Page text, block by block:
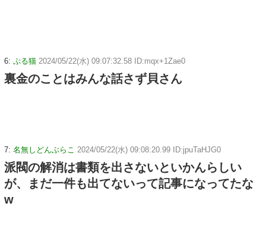
6: ぷる猫 2024/05/22(水) 09:07:32.58 ID:mqx+1Zae0
裏金のことはみんな話さず貝さん
7: 名無しどんぶらこ 2024/05/22(水) 09:08:20.99 ID:jpuTaHJG0
派閥の解消は書類を出さないといかんらしい
が、まだ一件も出てないって記事になってたな
w